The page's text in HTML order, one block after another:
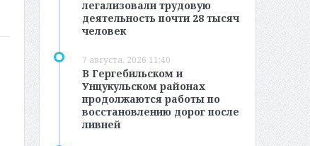
легализовали трудовую
деятельность почти 28 тысяч
человек
7 августа, 2026 11:40
В Гергебильском и
Унцукульском районах
продолжаются работы по
восстановлению дорог после
ливней